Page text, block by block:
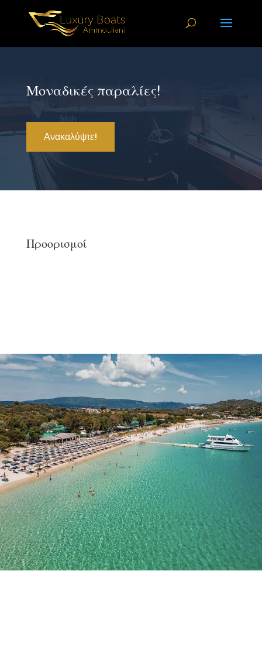
Μοναδικές παραλίες!
Ανακαλύψτε!
Προορισμοί
Η παραλία «Αλυκές» είναι από τις
δημοφιλέστερες στο νησί και όχι άδικα.
Πρόκειται για έναν αμμώδη κόλπο με
λευκή άμμο, γαλαζοπράσινα αλλά και
ρηχά νερά ιδανικά για οικογένειες με
μικρά παιδιά. διαθέτει πληθώρα beach
bar, αναψυκτήρια και εξαιρετικά καλό
φαγητό.